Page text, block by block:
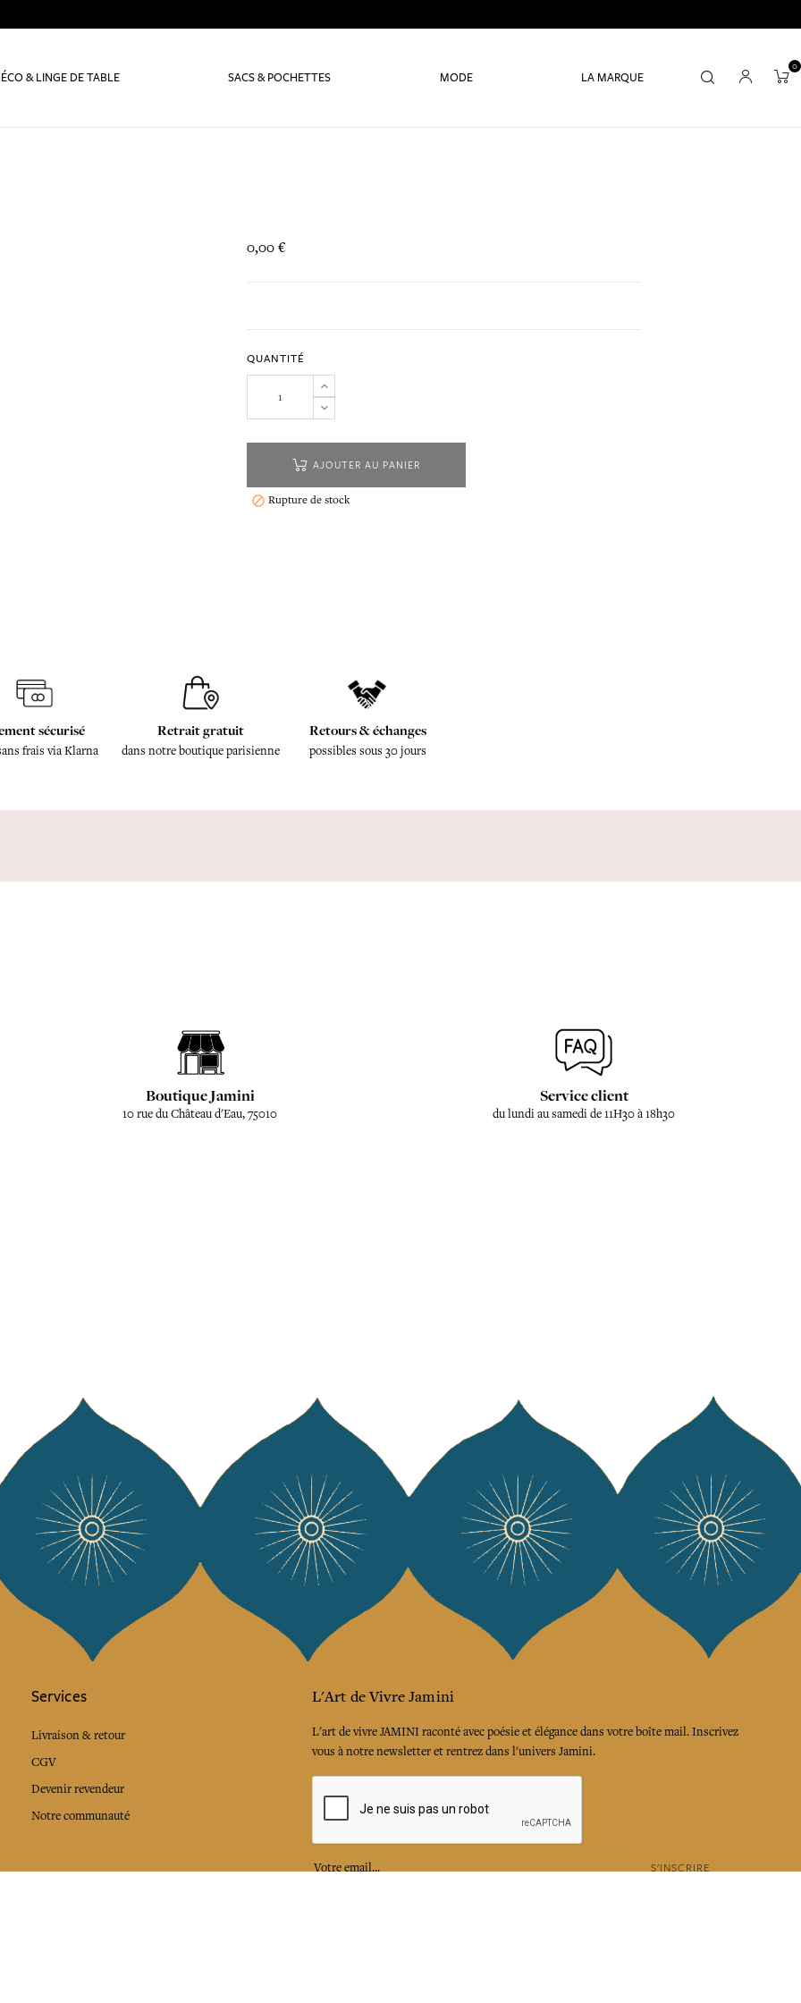
& LINGE DE TABLE SACS & POCHETTES MODE LA MARQUE
0
0,00 €
QUANTITÉ
AJOUTER AU PANIER
 Rupture de stock
sécurisé
frais via Klarna
Retrait gratuit
dans notre boutique parisienne
Retours & échanges
possibles sous 30 jours
Boutique Jamini
10 rue du Château d'Eau, 75010
Service client
du lundi au samedi de 11H30 à 18h30
Services
Livraison & retour
CGV
Devenir revendeur
Notre communauté
L'Art de Vivre Jamini
L'art de vivre JAMINI raconté avec poésie et élégance dans votre boîte mail. Inscrivez
vous à notre newsletter et rentrez dans l'univers Jamini.
S'INSCRIRE